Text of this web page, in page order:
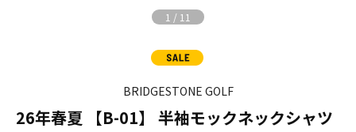
1 / 11
BRIDGESTONE GOLF
26年春夏 【B-01】 半袖モックネックシャツ